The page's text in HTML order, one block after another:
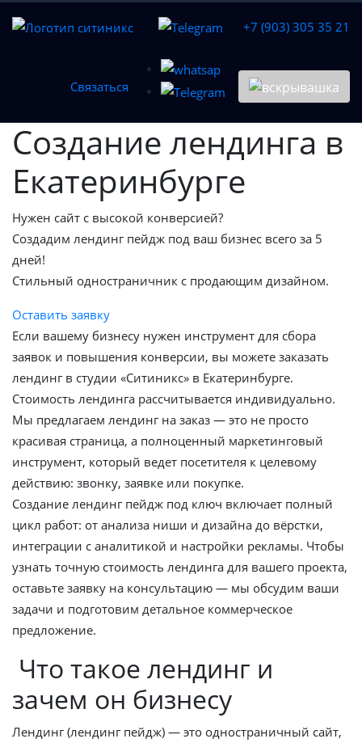
+7 (903) 305 35 21
Связаться
Создание лендинга в
Екатеринбурге
Нужен сайт с высокой конверсией?
Создадим лендинг пейдж под ваш бизнес всего за 5
дней!
Стильный одностраничник с продающим дизайном.
Оставить заявку
Если вашему бизнесу нужен инструмент для сбора
заявок и повышения конверсии, вы можете заказать
лендинг в студии «Ситиникс» в Екатеринбурге.
Стоимость лендинга рассчитывается индивидуально.
Мы предлагаем лендинг на заказ — это не просто
красивая страница, а полноценный маркетинговый
инструмент, который ведет посетителя к целевому
действию: звонку, заявке или покупке.
Создание лендинг пейдж под ключ включает полный
цикл работ: от анализа ниши и дизайна до вёрстки,
интеграции с аналитикой и настройки рекламы. Чтобы
узнать точную стоимость лендинга для вашего проекта,
оставьте заявку на консультацию — мы обсудим ваши
задачи и подготовим детальное коммерческое
предложение.
Что такое лендинг и
зачем он бизнесу
Лендинг (лендинг пейдж) — это одностраничный сайт,